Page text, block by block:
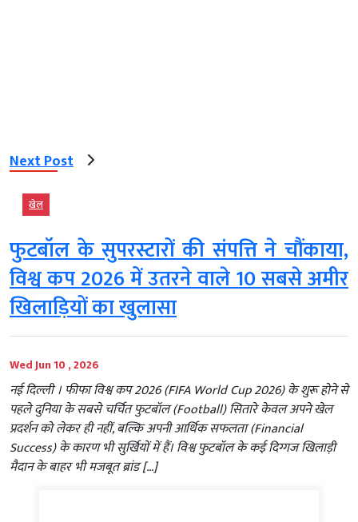
Next Post
खेल
फुटबॉल के सुपरस्टारों की संपत्ति ने चौंकाया,
विश्व कप 2026 में उतरने वाले 10 सबसे अमीर
खिलाड़ियों का खुलासा
Wed Jun 10 , 2026
नई दिल्ली । फीफा विश्व कप 2026 (FIFA World Cup 2026) के शुरू होने से
पहले दुनिया के सबसे चर्चित फुटबॉल (Football) सितारे केवल अपने खेल
प्रदर्शन को लेकर ही नहीं, बल्कि अपनी आर्थिक सफलता (Financial
Success) के कारण भी सुर्खियों में हैं। विश्व फुटबॉल के कई दिग्गज खिलाड़ी
मैदान के बाहर भी मजबूत ब्रांड […]